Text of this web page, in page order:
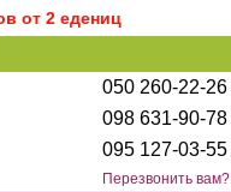
от 2 едениц
050 260-22-26
098 631-90-78
095 127-03-55
Перезвонить вам?